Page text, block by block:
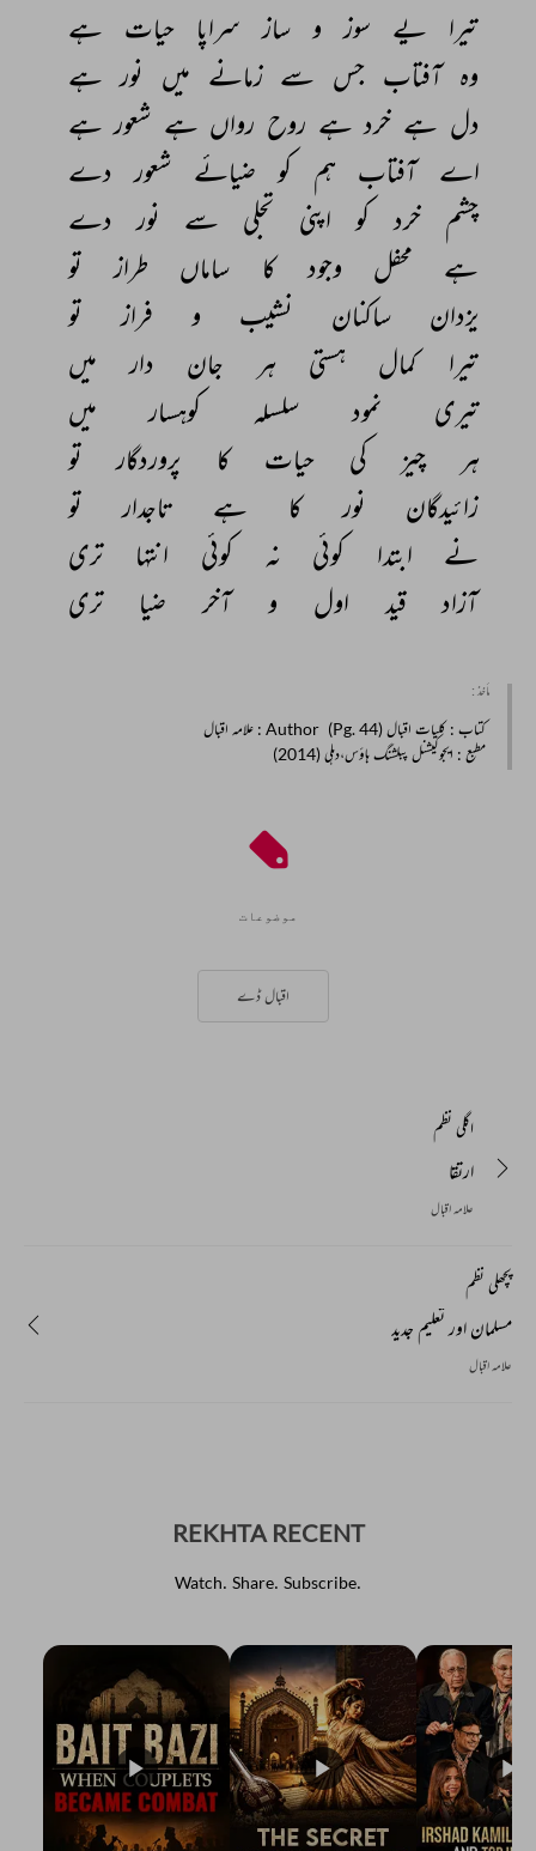
تیرا
یے سوز و ساز سراپا حیات
ہے
وہ آفتاب جس سے زمانے میں نور ہے
دل ہے خرد ہے روح رواں ہے شعور ہے
اے
آفتاب ہم کو ضيائے شعور دے
چشم
خرد کو اپنی تجلی سے نور
دے
ہے
محفل وجود کا ساماں طراز
تو
يزدان
ساکنان نشيب و فراز
تو
تیرا
کمال ہستی ہر جان دار
میں
تیری
نمود سلسلہ کوہسار
میں
ہر
چیز کی حیات کا پروردگار
تو
زائيدگان
نور کا ہے تاجدار
تو
نے
ابتدا کوئی نہ کوئی انتہا
تری
آزاد
قيد‌ اول و آخر ضیا تری
مأخذ :
کتاب : کلیات اقبال (Pg. 44) Author : علامہ اقبال
مطبع : ایجوکیشنل پبلشنگ ہاؤس،دہلی (2014)
موضوعات
اقبال ڈے
اگلی نظم
ارتقا
علامہ اقبال
پچھلی نظم
مسلمان اور تعلیم جدید
علامہ اقبال
REKHTA RECENT
Watch. Share. Subscribe.